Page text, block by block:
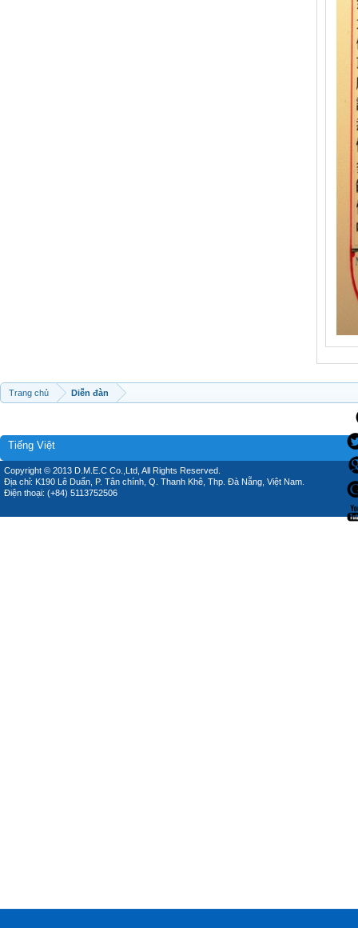
Trang chủ Diễn đàn
Tiếng Việt
Copyright © 2013 D.M.E.C Co.,Ltd, All Rights Reserved.
Địa chỉ: K190 Lê Duẩn, P. Tân chính, Q. Thanh Khê, Thp. Đà Nẵng, Việt Nam.
Điện thoại: (+84) 5113752506